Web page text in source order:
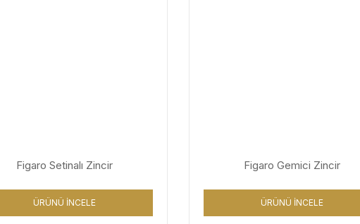
Figaro Setinalı Zincir
ÜRÜNÜ İNCELE
Figaro Gemici Zincir
ÜRÜNÜ İNCELE